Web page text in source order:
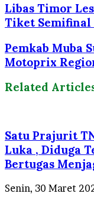
Libas Timor
Tiket Semifinal
Pemkab Muba
Motoprix
Related
Satu Prajurit
Luka , Diduga
Bertugas
Senin, 30 Maret